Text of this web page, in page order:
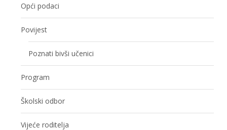
Opći podaci
Povijest
Poznati bivši učenici
Program
Školski odbor
Vijeće roditelja